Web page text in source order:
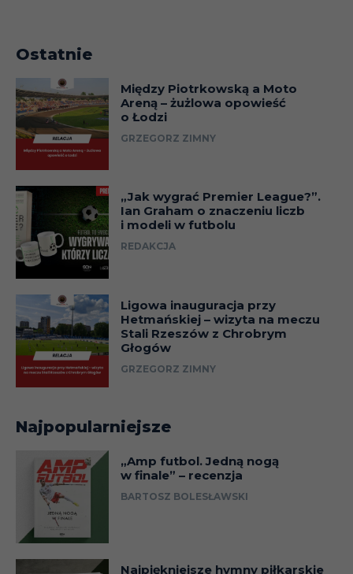
Ostatnie
Między Piotrkowską a Moto
Areną – żużlowa opowieść
o Łodzi
GRZEGORZ ZIMNY
„Jak wygrać Premier League?”.
Ian Graham o znaczeniu liczb
i modeli w futbolu
REDAKCJA
Ligowa inauguracja przy
Hetmańskiej – wizyta na meczu
Stali Rzeszów z Chrobrym
Głogów
GRZEGORZ ZIMNY
Najpopularniejsze
„Amp futbol. Jedną nogą
w finale” – recenzja
BARTOSZ BOLESŁAWSKI
Najpiękniejsze hymny piłkarskie